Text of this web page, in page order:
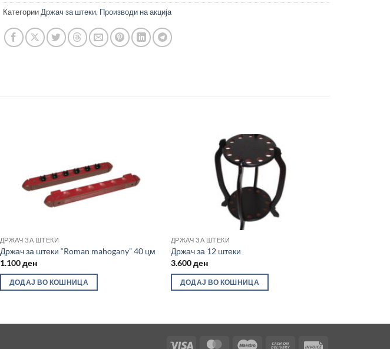
Категории Држач за штеки, Производи на акција
желботека
ДРЖАЧ ЗА ШТЕКИ
Држач за штеки “Roman mahogany” 40 цм
1.100ден
ДОДАЈ ВО КОШНИЦА
желботека
ДРЖАЧ ЗА ШТЕКИ
Држач за 12 штеки
3.600ден
ДОДАЈ ВО КОШНИЦА
Visa MasterCardMaestro Cash